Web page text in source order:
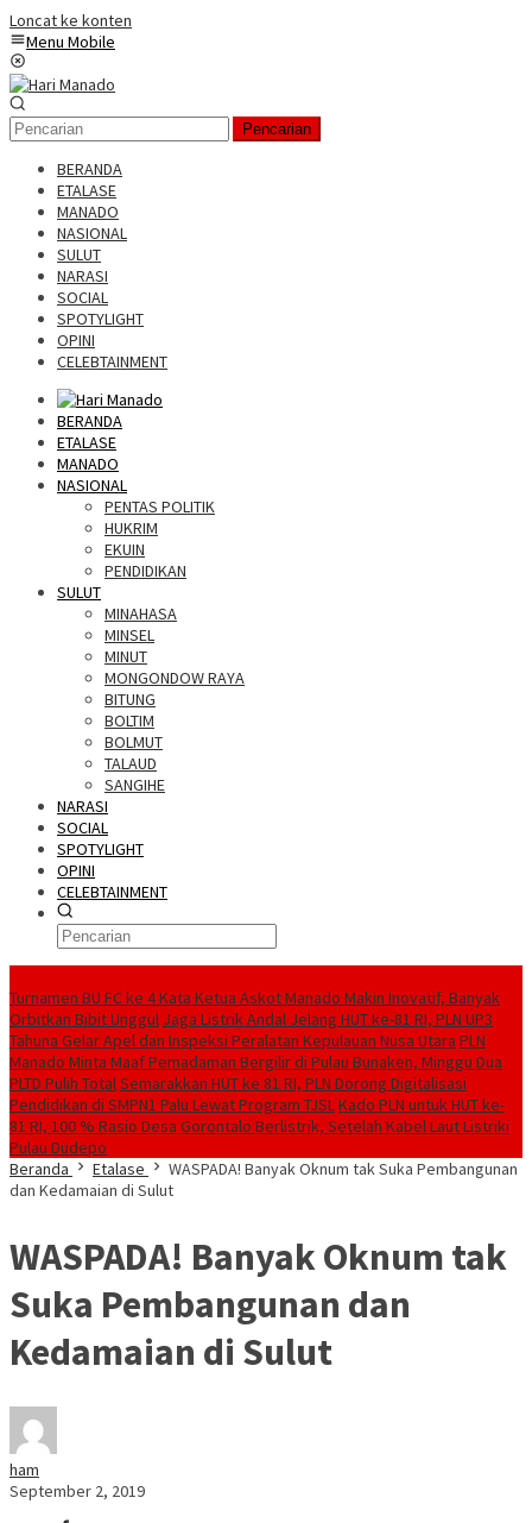
Loncat ke konten
Menu Mobile
Pencarian
BERANDA
ETALASE
MANADO
NASIONAL
SULUT
NARASI
SOCIAL
SPOTYLIGHT
OPINI
CELEBTAINMENT
BERANDA
ETALASE
MANADO
NASIONAL
PENTAS POLITIK
HUKRIM
EKUIN
PENDIDIKAN
SULUT
MINAHASA
MINSEL
MINUT
MONGONDOW RAYA
BITUNG
BOLTIM
BOLMUT
TALAUD
SANGIHE
NARASI
SOCIAL
SPOTYLIGHT
OPINI
CELEBTAINMENT
Turnamen BU FC ke 4 Kata Ketua Askot Manado Makin Inovatif, Banyak
Orbitkan Bibit Unggul Jaga Listrik Andal Jelang HUT ke-81 RI, PLN UP3
Tahuna Gelar Apel dan Inspeksi Peralatan Kepulauan Nusa Utara PLN
Manado Minta Maaf Pemadaman Bergilir di Pulau Bunaken, Minggu Dua
PLTD Pulih TotalSemarakkan HUT ke 81 RI, PLN Dorong Digitalisasi
Pendidikan di SMPN1 Palu Lewat Program TJSLKado PLN untuk HUT ke-
81 RI, 100 % Rasio Desa Gorontalo Berlistrik, Setelah Kabel Laut Listriki
Pulau Dudepo
Beranda
Etalase
WASPADA! Banyak Oknum tak Suka Pembangunan
dan Kedamaian di Sulut
WASPADA! Banyak Oknum tak
Suka Pembangunan dan
Kedamaian di Sulut
ham
September 2, 2019